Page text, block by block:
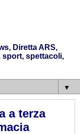
Diretta ARS,
sport, spettacoli,
▼
a terza